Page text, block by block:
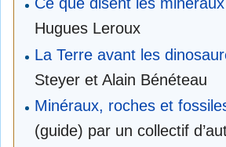
Hugues Leroux
La Terre avant les
Steyer et Alain Bénéteau
Minéraux, roches et
(guide) par un collectif